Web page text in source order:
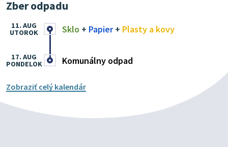
Zber odpadu
Sklo + Papier+ Plasty a kovy
11. AUG
UTOROK
Komunálny odpad
17. AUG
PONDELOK
Zobraziť celý kalendár